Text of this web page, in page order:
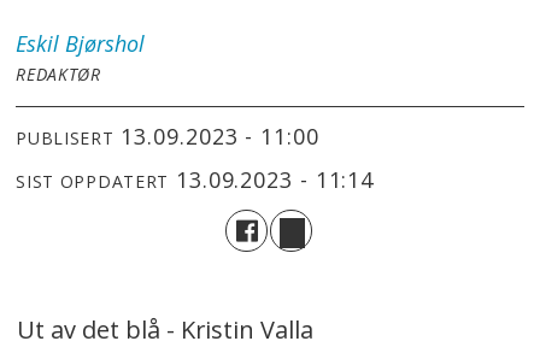
Eskil Bjørshol
REDAKTØR
PUBLISERT 13.09.2023 - 11:00
SIST OPPDATERT 13.09.2023 - 11:14
Ut av det blå - Kristin Valla